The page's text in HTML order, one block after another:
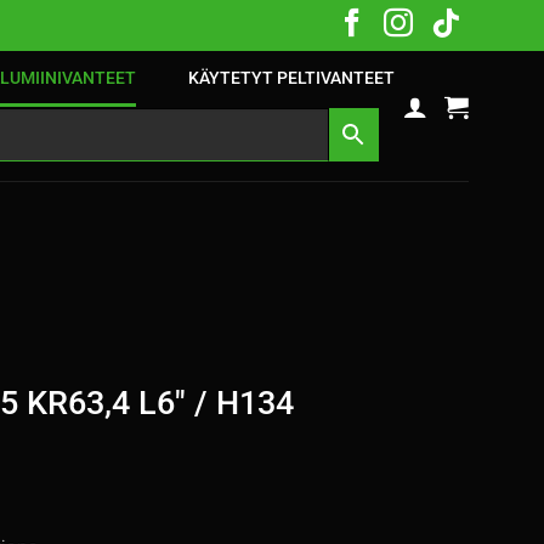
KÄYTETYT PELTIVANTEET
KR63,4 L6″ / H134